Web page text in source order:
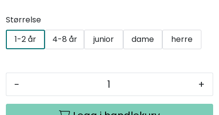
Størrelse
1-2 år
4-8 år junior dame herre
- +